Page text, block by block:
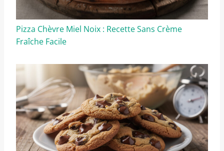
Pizza Chèvre Miel Noix : Recette Sans Crème
Fraîche Facile